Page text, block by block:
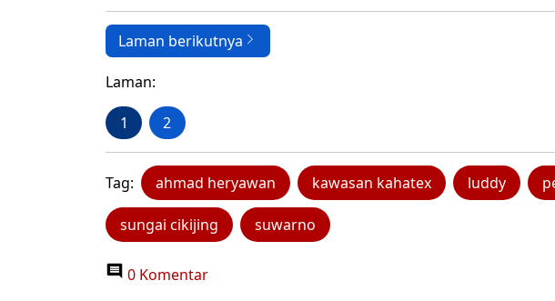
Laman berikutnya
Laman:
1 2
Tag: ahmad heryawan kawasan kahatex luddy
sungai cikijing suwarno
0 Komentar